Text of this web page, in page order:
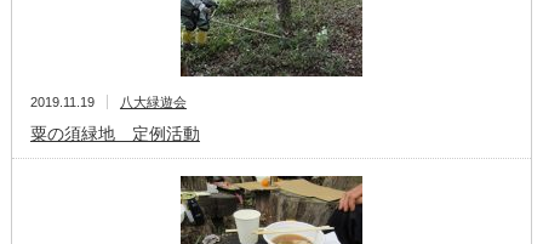
2019.11.19 八大緑遊会
粟の須緑地 定例活動